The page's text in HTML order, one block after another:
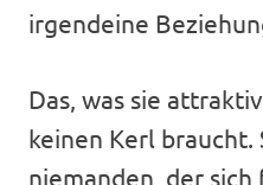
irgendeine
Das, was sie
keinen Kerl braucht.
niemanden, der